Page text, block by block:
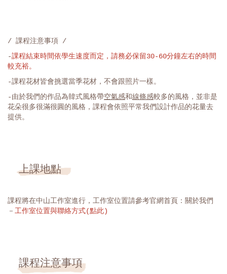
/ 課程注意事項 /
-課程結束時間依學生速度而定，請務必保留30-60分鐘左右的時間
較充裕。
-課程花材皆會挑選當季花材，不會跟照片一樣。
-由於我們的作品為韓式風格帶空氣感和線條感較多的風格，並非是
花朵很多很滿很圓的風格，課程會依照平常我們設計作品的花量去
提供。
上課地點
課程將在中山工作室進行，工作室位置請參考官網首頁：關於我們
－ 工作室位置與聯絡方式(點此)
課程注意事項